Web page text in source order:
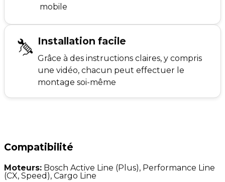
mobile
Installation facile
Grâce à des instructions claires, y compris
une vidéo, chacun peut effectuer le
montage soi-même
Compatibilité
Moteurs: Bosch Active Line (Plus), Performance Line
(CX, Speed), Cargo Line